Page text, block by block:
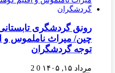
رونق گردشگری
چین/ میراث ناملموس و
توجه گردشگران
مرداد ۱۵, ۱۴۰۵ 0
2